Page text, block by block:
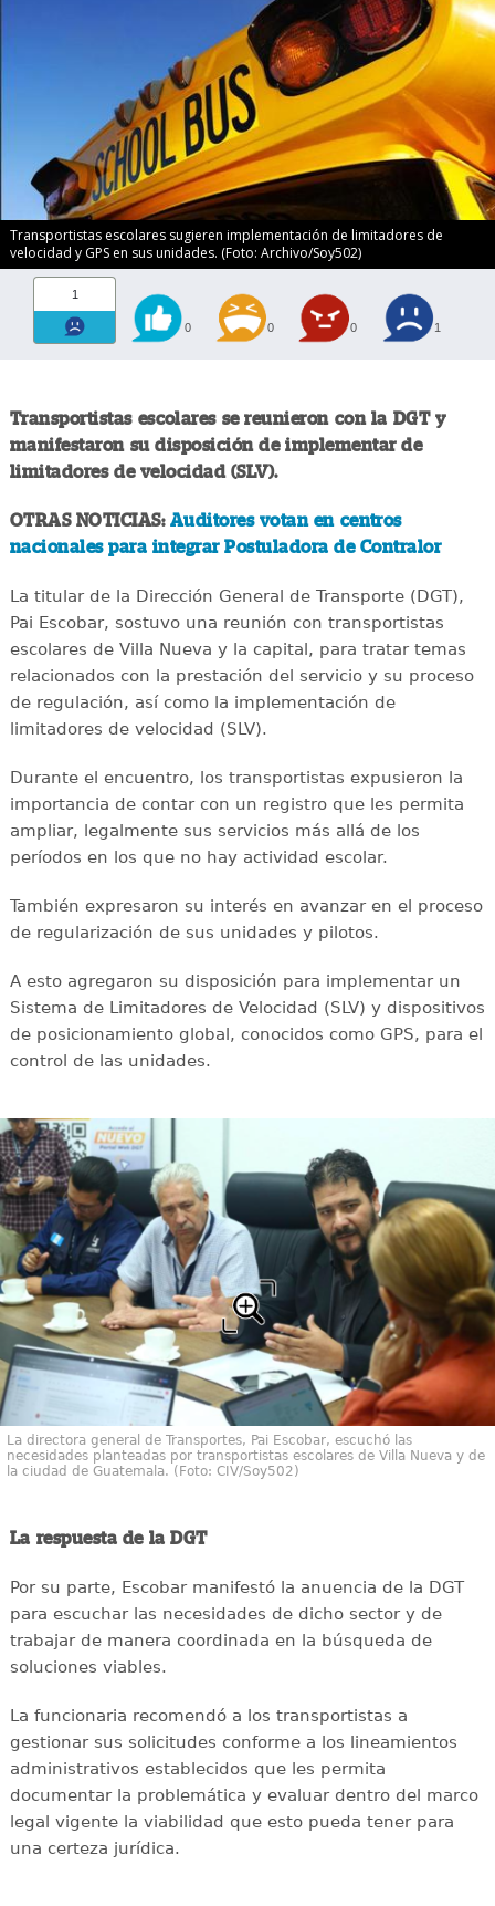
Transportistas escolares sugieren implementación de limitadores de
velocidad y GPS en sus unidades. (Foto: Archivo/Soy502)
1
0 0 0 1
Transportistas escolares se reunieron con la DGT y
manifestaron su disposición de implementar de
limitadores de velocidad (SLV).
OTRAS NOTICIAS: Auditores votan en centros
nacionales para integrar Postuladora de Contralor
La titular de la Dirección General de Transporte (DGT),
Pai Escobar, sostuvo una reunión con transportistas
escolares de Villa Nueva y la capital, para tratar temas
relacionados con la prestación del servicio y su proceso
de regulación, así como la implementación de
limitadores de velocidad (SLV).
Durante el encuentro, los transportistas expusieron la
importancia de contar con un registro que les permita
ampliar, legalmente sus servicios más allá de los
períodos en los que no hay actividad escolar.
También expresaron su interés en avanzar en el proceso
de regularización de sus unidades y pilotos.
A esto agregaron su disposición para implementar un
Sistema de Limitadores de Velocidad (SLV) y dispositivos
de posicionamiento global, conocidos como GPS, para el
control de las unidades.
La directora general de Transportes, Pai Escobar, escuchó las
necesidades planteadas por transportistas escolares de Villa Nueva y de
la ciudad de Guatemala. (Foto: CIV/Soy502)
La respuesta de la DGT
Por su parte, Escobar manifestó la anuencia de la DGT
para escuchar las necesidades de dicho sector y de
trabajar de manera coordinada en la búsqueda de
soluciones viables.
La funcionaria recomendó a los transportistas a
gestionar sus solicitudes conforme a los lineamientos
administrativos establecidos que les permita
documentar la problemática y evaluar dentro del marco
legal vigente la viabilidad que esto pueda tener para
una certeza jurídica.